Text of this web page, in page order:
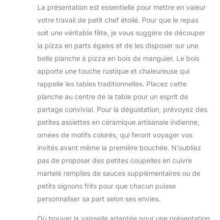
à sa coupe pizza
roulette, ce couteau
pizza se distingue
par sa précision et
sa prise en main.
Complétez votre
collection
d’accessoires pizza
avec ce produit
pensé pour les
passionnés
exigeants.
Pizza : Que ce soit
pour une pizza
maison ou une
pizza
professionnelle,
cette roulette pizza
est un outil multi-
découper des
pizzas, qu'elles
soient fines ou
épaisses, de
manière rapide et
efficace. Un Outil
Complémentaire
Idéal pour les
Passionnés de
à pizza avec
roulette est
brioches et les
pâtes brisées.
FACILE À RANGER :
Sa taille compacte
facilite le rangement
- idéal pour toute
cuisine, du
comptoir au
placard.
PENDANT 15 ANS À
UN PRIX
RAISONNABLE :
Nous vous
faire réparer votre
produit dans notre
réseau de 6 200
centres de
monde entier pour
: Un seul bouton
facile à utiliser pour
12 vitesses et une
fonction pulsepour
répondre à tous
vos besoins en
matière de
S'ADAPTE ATOUS
VOS BESOINS EN
PÂTISSERIE : 3
outils essentiels -
œufs, un batteur
pour les gâteaux et
un crochet
pétrinpour les
brioches et les
pâtes brisées.
FACILE À RANGER :
La présentation est essentielle pour mettre en valeur
votre travail de petit chef étoilé. Pour que le repas
soit une véritable fête, je vous suggère de découper
la pizza en parts égales et de les disposer sur une
belle planche à pizza en bois de manguier. Le bois
apporte une touche rustique et chaleureuse qui
rappelle les tables traditionnelles. Placez cette
planche au centre de la table pour un esprit de
partage convivial. Pour la dégustation, prévoyez des
petites assiettes en céramique artisanale indienne,
ornées de motifs colorés, qui feront voyager vos
invités avant même la première bouchée. N’oubliez
pas de proposer des petites coupelles en cuivre
martelé remplies de sauces supplémentaires ou de
petits oignons frits pour que chacun puisse
personnaliser sa part selon ses envies.
Où trouver la vaisselle adaptée pour une présentation